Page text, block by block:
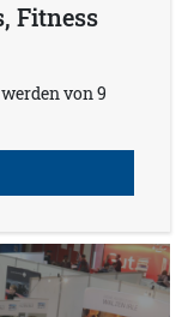
Fitness
von 9